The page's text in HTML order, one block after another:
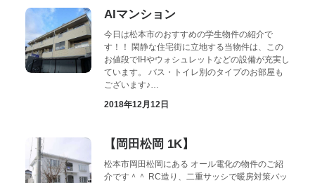
AIマンション
今日は松本市のおすすめの学生物件の紹介で
す！！ 閑静な住宅街に立地する当物件は、この
お値段でIHやウォシュレットなどの設備が充実し
ています。 バス・トイレ別のタイプのお部屋も
ございます♪…
2018年12月12日
【岡田松岡 1K】
松本市岡田松岡にある オール電化の物件のご紹
介です＾＾ RC造り、二重サッシで暖房対策バッ